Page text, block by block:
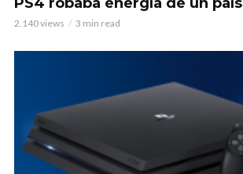
2.140 views 3 min read